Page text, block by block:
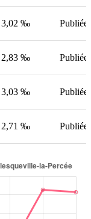
3,02 ‰ Publiée
2,83 ‰ Publiée
3,03 ‰ Publiée
2,71 ‰ Publiée